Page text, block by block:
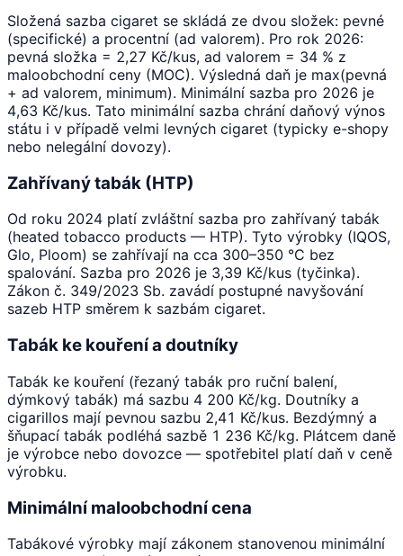
Složená sazba cigaret se skládá ze dvou složek: pevné
(specifické) a procentní (ad valorem). Pro rok 2026:
pevná složka = 2,27 Kč/kus, ad valorem = 34 % z
maloobchodní ceny (MOC). Výsledná daň je max(pevná
+ ad valorem, minimum). Minimální sazba pro 2026 je
4,63 Kč/kus. Tato minimální sazba chrání daňový výnos
státu i v případě velmi levných cigaret (typicky e-shopy
nebo nelegální dovozy).
Zahřívaný tabák (HTP)
Od roku 2024 platí zvláštní sazba pro zahřívaný tabák
(heated tobacco products — HTP). Tyto výrobky (IQOS,
Glo, Ploom) se zahřívají na cca 300–350 °C bez
spalování. Sazba pro 2026 je 3,39 Kč/kus (tyčinka).
Zákon č. 349/2023 Sb. zavádí postupné navyšování
sazeb HTP směrem k sazbám cigaret.
Tabák ke kouření a doutníky
Tabák ke kouření (řezaný tabák pro ruční balení,
dýmkový tabák) má sazbu 4 200 Kč/kg. Doutníky a
cigarillos mají pevnou sazbu 2,41 Kč/kus. Bezdýmný a
šňupací tabák podléhá sazbě 1 236 Kč/kg. Plátcem daně
je výrobce nebo dovozce — spotřebitel platí daň v ceně
výrobku.
Minimální maloobchodní cena
Tabákové výrobky mají zákonem stanovenou minimální